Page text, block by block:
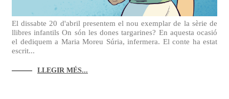
El dissabte 20 d'abril presentem el nou exemplar de la sèrie de
llibres infantils On són les dones targarines? En aquesta ocasió
el dediquem a Maria Moreu Súria, infermera. El conte ha estat
escrit...
LLEGIR MÉS...